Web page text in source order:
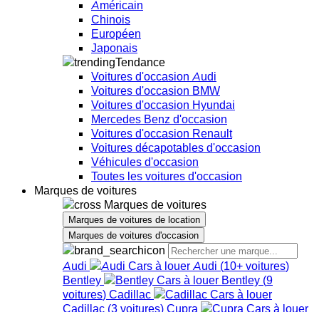
Américain
Chinois
Européen
Japonais
Tendance
Voitures d'occasion Audi
Voitures d'occasion BMW
Voitures d'occasion Hyundai
Mercedes Benz d'occasion
Voitures d'occasion Renault
Voitures décapotables d'occasion
Véhicules d'occasion
Toutes les voitures d'occasion
Marques de voitures
Marques de voitures
Marques de voitures de location
Marques de voitures d'occasion
Audi Audi (10+ voitures)
Bentley
Bentley (9
voitures) Cadillac
Cadillac (3 voitures) Cupra